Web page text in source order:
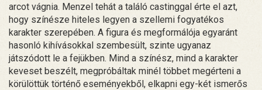
arcot vágnia. Menzel tehát a találó castinggal érte el azt,
hogy színésze hiteles legyen a szellemi fogyatékos
karakter szerepében. A figura és megformálója egyaránt
hasonló kihívásokkal szembesült, szinte ugyanaz
játszódott le a fejükben. Mind a színész, mind a karakter
keveset beszélt, megpróbáltak minél többet megérteni a
körülöttük történő eseményekből, elkapni egy-két ismerős